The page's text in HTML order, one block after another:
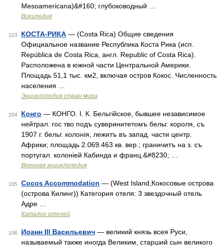
Mesoamericana)&#160; глубоководный …
Википедия
103 КОСТА-РИКА — (Costa Rica) Общие сведения
Официальное название Республика Коста Рика (исп.
República de Costa Rica, англ. Republic of Costa Rica).
Расположена в южной части Центральной Америки.
Площадь 51,1 тыс. км2, включая остров Кокос. Численность
населения …
Энциклопедия стран мира
104 Конго — КОНГО. I. К. Бельгійское, бывшее независимое
нейтрал. гос тво подъ суверинитетомъ бельг. короля, съ
1907 г. бельг. колонія, лежитъ въ запад. части центр.
Африки; площадь 2.069.463 кв. вер.; граничитъ на з. съ
португал. колоніей Кабинда и франц.&#8230; …
Военная энциклопедия
105 Cocos Accommodation — (West Island,Кокосовые острова
(острова Килинг)) Категория отеля: 3 звездочный отель
Адре …
Каталог отелей
106 Иоанн III Васильевич — великий князь всея Руси,
называемый также иногда Великим, старший сын великого